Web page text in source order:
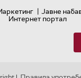
| Јавне
Интернет портал